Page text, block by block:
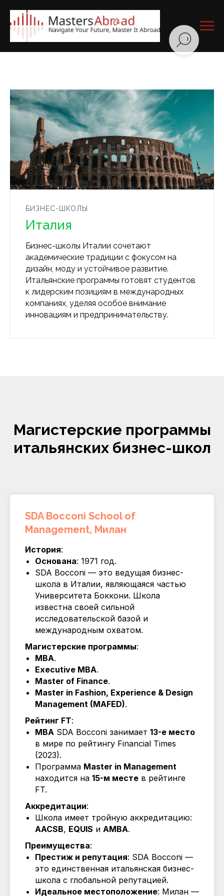
БИЗНЕС-ШКОЛЫ
Италия
Бизнес-школы Италии сочетают
академические традиции с фокусом на
дизайн, моду и устойчивое развитие.
Итальянские программы готовят студентов
к лидерским позициям в международных
компаниях, уделяя особое внимание
инновациям и предпринимательству.
Магистерские программы
итальянских бизнес-школ
SDA Bocconi School of
Management, Милан
История:
Основана: 1971 год.
SDA Bocconi — это ведущая бизнес-
школа в Италии, являющаяся частью
Университета Боккони. Школа
известна своей сильной
исследовательской базой и
международным охватом.
Магистерские программы:
MBA.
Executive MBA.
Master of Finance.
Master in Fashion, Experience & Design
Management (MAFED).
Рейтинг FT:
MBA SDA Bocconi занимает 13-е место
в мире по рейтингу Financial Times
(2023).
Программа Master in Management
находится на 15-м месте в рейтинге
FT.
Аккредитации:
Школа имеет тройную аккредитацию:
AACSB, EQUIS и AMBA.
Преимущества:
Престиж и репутация: SDA Bocconi —
это единственная итальянская бизнес-
школа с глобальной репутацией.
Идеальное местоположение: Милан —